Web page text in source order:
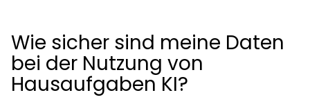
Wie sicher sind meine Daten
bei der Nutzung von
Hausaufgaben KI?